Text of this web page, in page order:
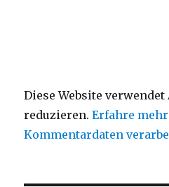
Diese Website
reduzieren.Erfahre
Kommentardaten